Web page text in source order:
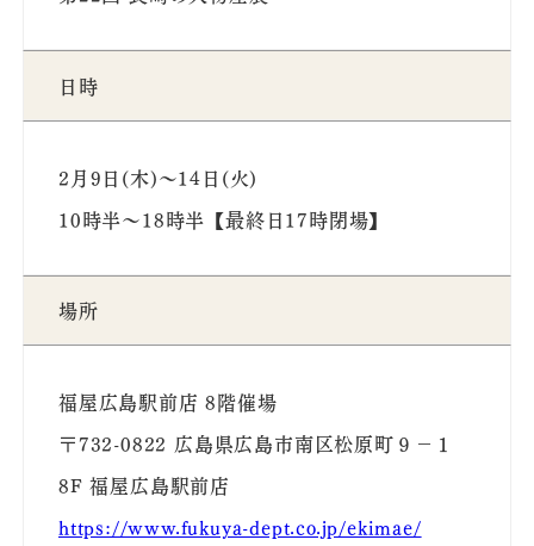
日時
2月9日(木)～14日(火)
10時半～18時半【最終日17時閉場】
場所
福屋広島駅前店 8階催場
〒732-0822 広島県広島市南区松原町９−１
8F 福屋広島駅前店
https://www.fukuya-dept.co.jp/ekimae/